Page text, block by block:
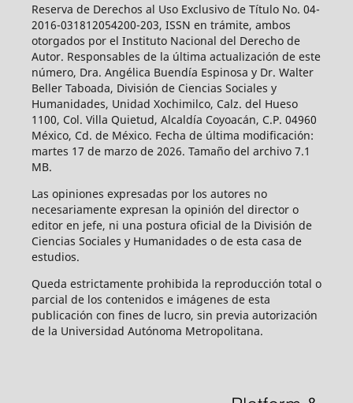
Reserva de Derechos al Uso Exclusivo de Título No. 04-
2016-031812054200-203, ISSN en trámite, ambos
otorgados por el Instituto Nacional del Derecho de
Autor. Responsables de la última actualización de este
número, Dra. Angélica Buendía Espinosa y Dr. Walter
Beller Taboada, División de Ciencias Sociales y
Humanidades, Unidad Xochimilco, Calz. del Hueso
1100, Col. Villa Quietud, Alcaldía Coyoacán, C.P. 04960
México, Cd. de México. Fecha de última modificación:
martes 17 de marzo de 2026. Tamaño del archivo 7.1
MB.
Las opiniones expresadas por los autores no
necesariamente expresan la opinión del director o
editor en jefe, ni una postura oficial de la División de
Ciencias Sociales y Humanidades o de esta casa de
estudios.
Queda estrictamente prohibida la reproducción total o
parcial de los contenidos e imágenes de esta
publicación con fines de lucro, sin previa autorización
de la Universidad Autónoma Metropolitana.